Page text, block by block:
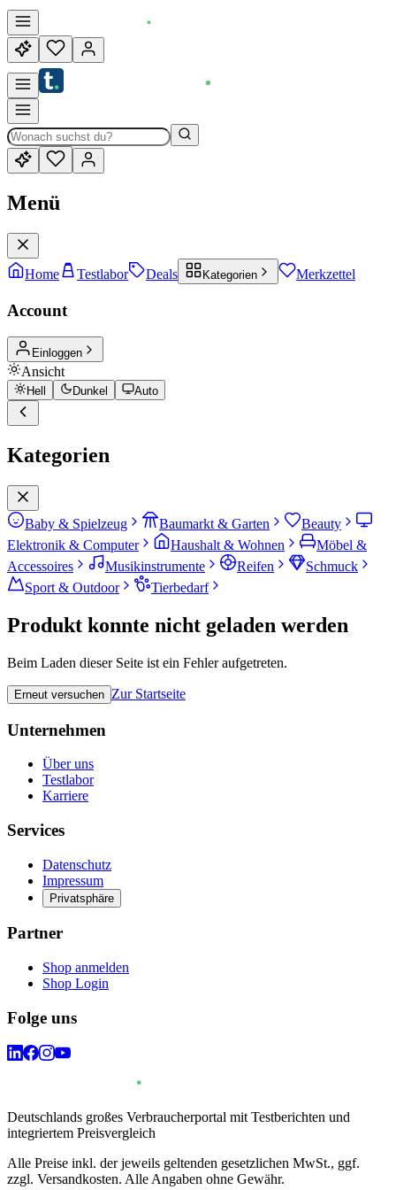
Menü
Home Testlabor Deals Kategorien Merkzettel
Account
Einloggen
Ansicht
Hell Dunkel Auto
Kategorien
Baby & Spielzeug Baumarkt & Garten
Beauty
Elektronik & Computer
Haushalt & Wohnen
Möbel &
Accessoires
Musikinstrumente Reifen
Schmuck
Sport & Outdoor
Tierbedarf
Produkt konnte nicht geladen werden
Beim Laden dieser Seite ist ein Fehler aufgetreten.
Erneut versuchen Zur Startseite
Unternehmen
Über uns
Testlabor
Karriere
Services
Datenschutz
Impressum
Privatsphäre
Partner
Shop anmelden
Shop Login
Folge uns
Deutschlands großes Verbraucherportal mit Testberichten und
integriertem Preisvergleich
Alle Preise inkl. der jeweils geltenden gesetzlichen MwSt., ggf.
zzgl. Versandkosten. Alle Angaben ohne Gewähr.